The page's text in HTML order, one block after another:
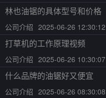
林也油锯的具体型号和价格
公司介绍 2025-06-26 12:30:12
打草机的工作原理视频
公司介绍 2025-06-26 10:30:07
什么品牌的油锯好又便宜
公司介绍 2025-06-26 08:30:08